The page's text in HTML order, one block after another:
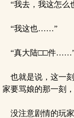
“我去，我这怎么
“我这也……”
“真大陆□□件
也就是说，这一
家要骂娘的那一刻
没注意剧情的玩家